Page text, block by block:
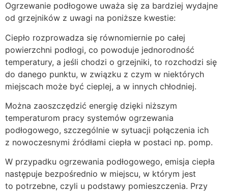
Ogrzewanie podłogowe uważa się za bardziej wydajne
od grzejników z uwagi na poniższe kwestie:
Ciepło rozprowadza się równomiernie po całej
powierzchni podłogi, co powoduje jednorodność
temperatury, a jeśli chodzi o grzejniki, to rozchodzi się
do danego punktu, w związku z czym w niektórych
miejscach może być cieplej, a w innych chłodniej.
Można zaoszczędzić energię dzięki niższym
temperaturom pracy systemów ogrzewania
podłogowego, szczególnie w sytuacji połączenia ich
z nowoczesnymi źródłami ciepła w postaci np. pomp.
W przypadku ogrzewania podłogowego, emisja ciepła
następuje bezpośrednio w miejscu, w którym jest
to potrzebne, czyli u podstawy pomieszczenia. Przy